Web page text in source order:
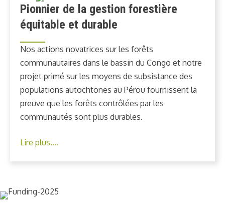
Pionnier de la gestion forestière
équitable et durable
Nos actions novatrices sur les forêts
communautaires dans le bassin du Congo et notre
projet primé sur les moyens de subsistance des
populations autochtones au Pérou fournissent la
preuve que les forêts contrôlées par les
communautés sont plus durables.
Lire plus....